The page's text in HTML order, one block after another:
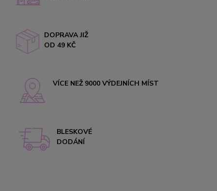
DOPRAVA JIŽ
OD 49 KČ
VÍCE NEŽ 9000 VÝDEJNÍCH MÍST
BLESKOVÉ
DODÁNÍ